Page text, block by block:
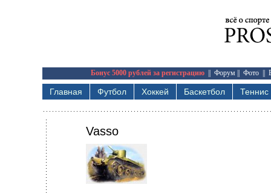
Бонус 5000 рублей за регистрацию Форум Фото
Главная Футбол Хоккей Баскетбол Теннис
Vasso